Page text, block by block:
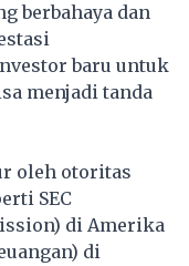
berbahaya dan
baru untuk
menjadi tanda
oleh otoritas
SEC
di Amerika
di